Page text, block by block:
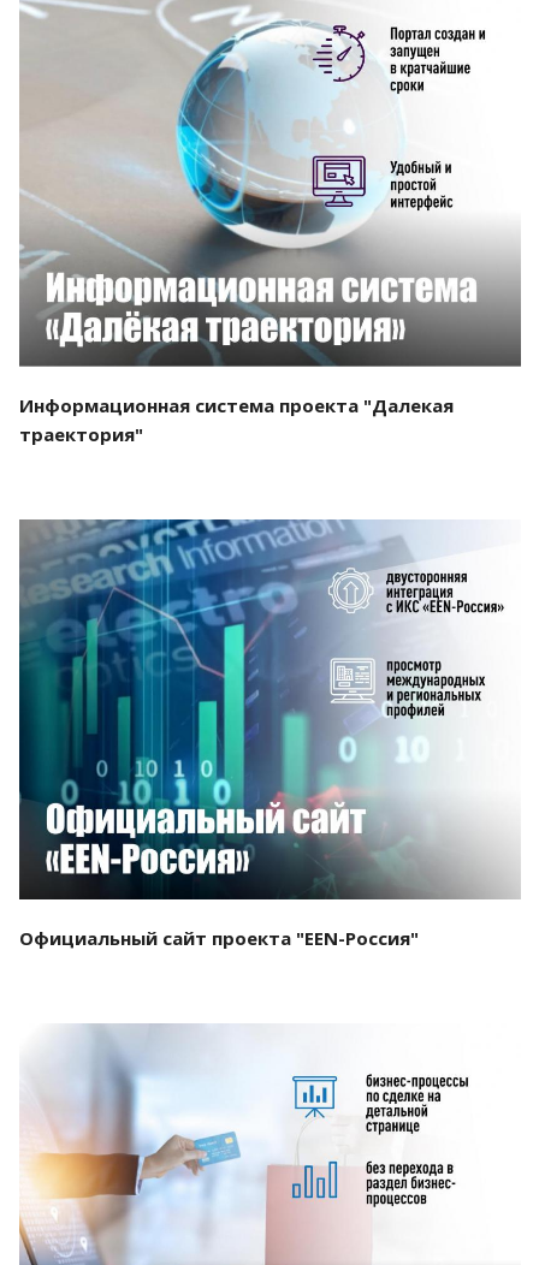
Смотреть проект
Информационная система проекта "Далекая
траектория"
Смотреть проект
Официальный сайт проекта "EEN-Россия"